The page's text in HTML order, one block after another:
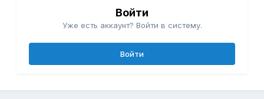
Войти
Уже есть аккаунт? Войти в систему.
Войти